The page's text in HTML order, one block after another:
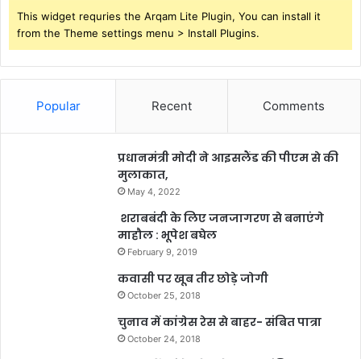
This widget requries the Arqam Lite Plugin, You can install it
from the Theme settings menu > Install Plugins.
Popular Recent Comments
प्रधानमंत्री मोदी ने आइसलैंड की पीएम से की
मुलाकात,
May 4, 2022
शराबबंदी के लिए जनजागरण से बनाएंगे
माहौल : भूपेश बघेल
February 9, 2019
कवासी पर खूब तीर छोड़े जोगी
October 25, 2018
चुनाव में कांग्रेस रेस से बाहर- संबित पात्रा
October 24, 2018